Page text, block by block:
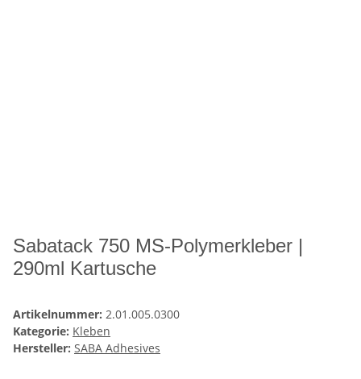
Sabatack 750 MS-Polymerkleber |
290ml Kartusche
Artikelnummer: 2.01.005.0300
Kategorie: Kleben
Hersteller: SABA Adhesives